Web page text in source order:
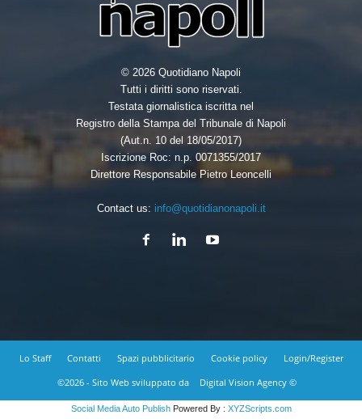
© 2026 Quotidiano Napoli
Tutti i diritti sono riservati.
Testata giornalistica iscritta nel
Registro della Stampa del Tribunale di Napoli
(Aut.n. 10 del 18/05/2017)
Iscrizione Roc: n.p. 0071355/2017
Direttore Responsabile Pietro Leoncelli
Contact us: info@quotidianonapoli.it
Lo Staff Contatti Spazi pubblicitario Cookie policy
Login/Register
©2026 - Sito Web sviluppato da
Digital Vision Agency ©
Social Media Auto PublishPowered By : XYZScripts.com